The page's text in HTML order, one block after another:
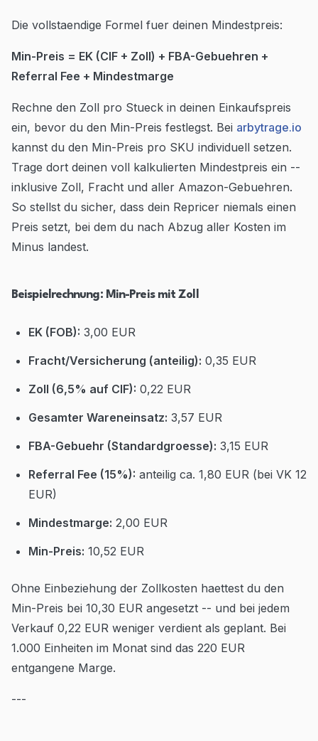
Die vollstaendige Formel fuer deinen Mindestpreis:
Min-Preis = EK (CIF + Zoll) + FBA-Gebuehren +
Referral Fee + Mindestmarge
Rechne den Zoll pro Stueck in deinen Einkaufspreis
ein, bevor du den Min-Preis festlegst. Bei arbytrage.io
kannst du den Min-Preis pro SKU individuell setzen.
Trage dort deinen voll kalkulierten Mindestpreis ein --
inklusive Zoll, Fracht und aller Amazon-Gebuehren.
So stellst du sicher, dass dein Repricer niemals einen
Preis setzt, bei dem du nach Abzug aller Kosten im
Minus landest.
Beispielrechnung: Min-Preis mit Zoll
EK (FOB): 3,00 EUR
Fracht/Versicherung (anteilig): 0,35 EUR
Zoll (6,5% auf CIF): 0,22 EUR
Gesamter Wareneinsatz: 3,57 EUR
FBA-Gebuehr (Standardgroesse): 3,15 EUR
Referral Fee (15%): anteilig ca. 1,80 EUR (bei VK 12
EUR)
Mindestmarge: 2,00 EUR
Min-Preis: 10,52 EUR
Ohne Einbeziehung der Zollkosten haettest du den
Min-Preis bei 10,30 EUR angesetzt -- und bei jedem
Verkauf 0,22 EUR weniger verdient als geplant. Bei
1.000 Einheiten im Monat sind das 220 EUR
entgangene Marge.
---